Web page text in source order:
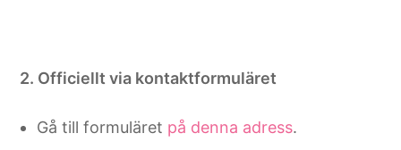
2. Officiellt via kontaktformuläret
Gå till formuläret på denna adress.